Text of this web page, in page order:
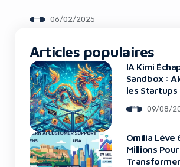
cultivée en laboratoire, une première
06/02/2025
Articles populaires
IA Kimi
Sandbox :
les Startups
09/08/
Omilia Lève
Millions Pour
using an ad-